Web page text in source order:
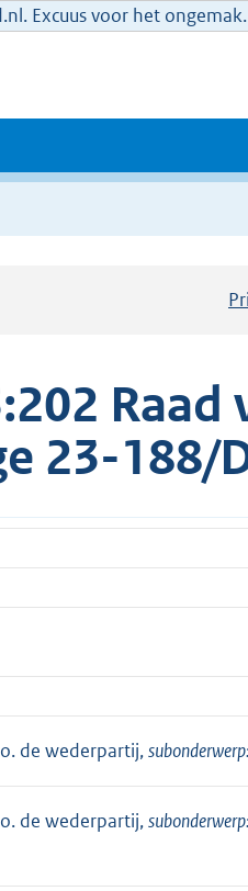
Excuus voor het ongemak.
Raad
23-188/
de wederpartij,subonderwerp:
de wederpartij,subonderwerp: